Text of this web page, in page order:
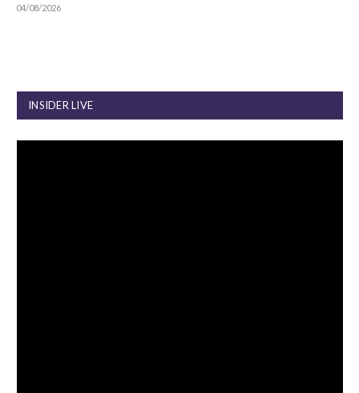
04/08/2026
INSIDER LIVE